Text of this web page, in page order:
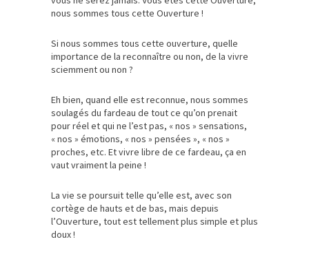
nous sommes tous cette Ouverture !
Si nous sommes tous cette ouverture, quelle
importance de la reconnaître ou non, de la vivre
sciemment ou non ?
Eh bien, quand elle est reconnue, nous sommes
soulagés du fardeau de tout ce qu’on prenait
pour réel et qui ne l’est pas, « nos » sensations,
« nos » émotions, « nos » pensées », « nos »
proches, etc. Et vivre libre de ce fardeau, ça en
vaut vraiment la peine !
La vie se poursuit telle qu’elle est, avec son
cortège de hauts et de bas, mais depuis
l’Ouverture, tout est tellement plus simple et plus
doux !